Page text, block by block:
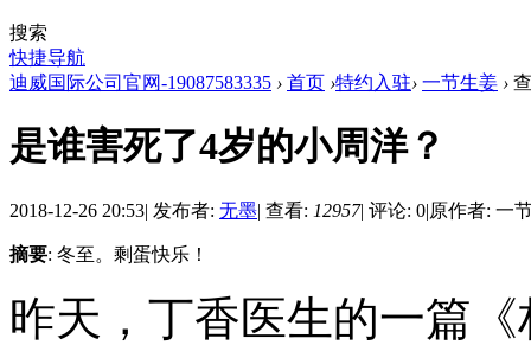
搜索
快捷导航
迪威国际公司官网-19087583335 › 首页 ›特约入驻› 一节生姜 ›
是谁害死了4岁的小周洋？
2018-12-26 20:53| 发布者: 无墨| 查看: 12957| 评论: 0|原作者: 一
摘要: 冬至。剩蛋快乐！
昨天，丁香医生的一篇